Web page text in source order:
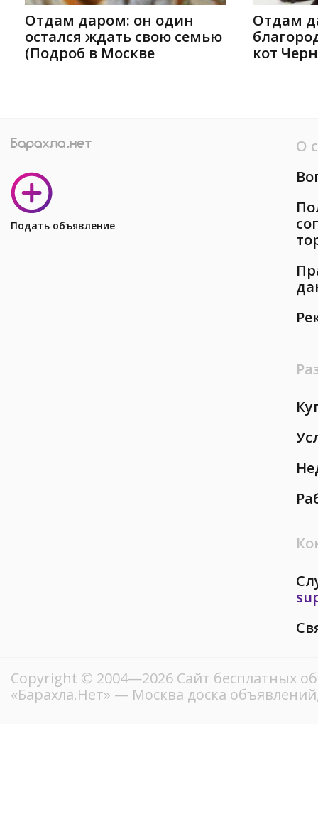
Отдам даром: он один
остался ждать свою семью
(Подроб в Москве
Отдам
кот
Подать объявление
О
Copyright © 2004—2026 Сайт бесплатных
«Барахла.Нет» — Москва доска